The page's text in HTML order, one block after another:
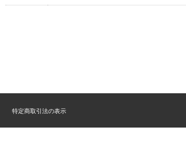
特定商取引法の表示